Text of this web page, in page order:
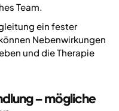
Team.
ein fester
Nebenwirkungen
und die Therapie
– mögliche